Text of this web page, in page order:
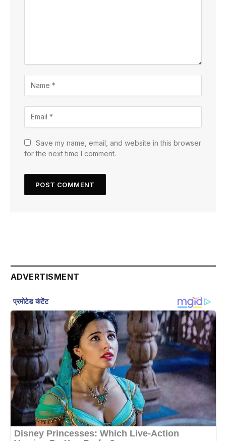
Save my name, email, and website in this browser
for the next time I comment.
ADVERTISMENT